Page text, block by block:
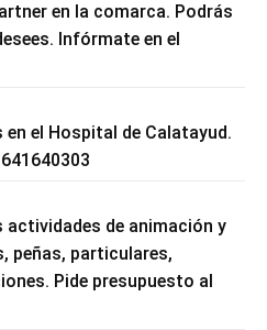
en la comarca. Podrás
Infórmate en el
en el Hospital de Calatayud.
actividades de animación y
peñas, particulares,
Pide presupuesto al